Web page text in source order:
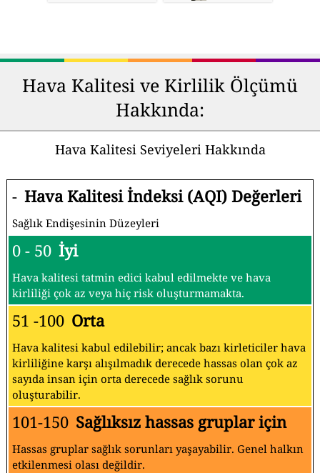
Hava Kalitesi ve Kirlilik Ölçümü
Hakkında:
Hava Kalitesi Seviyeleri Hakkında
- Hava Kalitesi İndeksi (AQI) Değerleri
Sağlık Endişesinin Düzeyleri
0 - 50 İyi
Hava kalitesi tatmin edici kabul edilmekte ve hava
kirliliği çok az veya hiç risk oluşturmamakta.
51 -100 Orta
Hava kalitesi kabul edilebilir; ancak bazı kirleticiler hava
kirliliğine karşı alışılmadık derecede hassas olan çok az
sayıda insan için orta derecede sağlık sorunu
oluşturabilir.
101-150 Sağlıksız hassas gruplar için
Hassas gruplar sağlık sorunları yaşayabilir. Genel halkın
etkilenmesi olası değildir.